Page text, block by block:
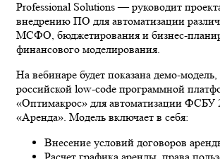
Professional Solutions — руководит
внедрению ПО для автоматизации
МСФО, бюджетирования и бизнес-
финансового моделирования.
На вебинаре будет показана демо-
российской low-code программной
«Оптимакрос» для автоматизации ФСБУ
«Аренда». Модель включает в себя:
Внесение условий договоров